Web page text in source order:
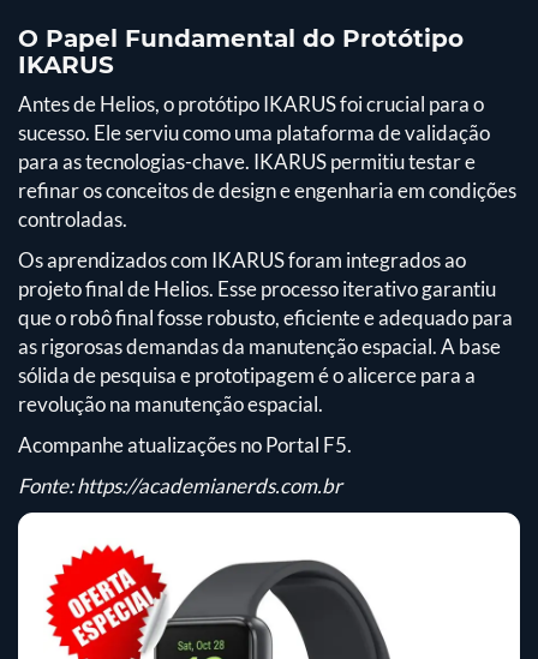
O Papel Fundamental do Protótipo
IKARUS
Antes de Helios, o protótipo IKARUS foi crucial para o
sucesso. Ele serviu como uma plataforma de validação
para as tecnologias-chave. IKARUS permitiu testar e
refinar os conceitos de design e engenharia em condições
controladas.
Os aprendizados com IKARUS foram integrados ao
projeto final de Helios. Esse processo iterativo garantiu
que o robô final fosse robusto, eficiente e adequado para
as rigorosas demandas da manutenção espacial. A base
sólida de pesquisa e prototipagem é o alicerce para a
revolução na manutenção espacial.
Acompanhe atualizações no Portal F5.
Fonte:https://academianerds.com.br